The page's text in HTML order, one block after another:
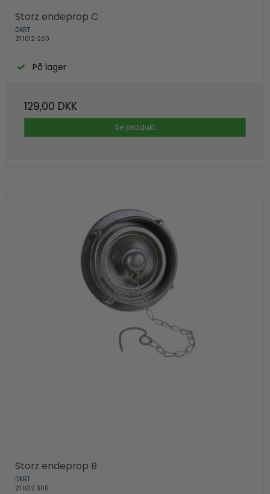
Storz endeprop C
DKRT
21 1012 200
På lager
129,00 DKK
Se produkt
Storz endeprop B
DKRT
21 1012 300